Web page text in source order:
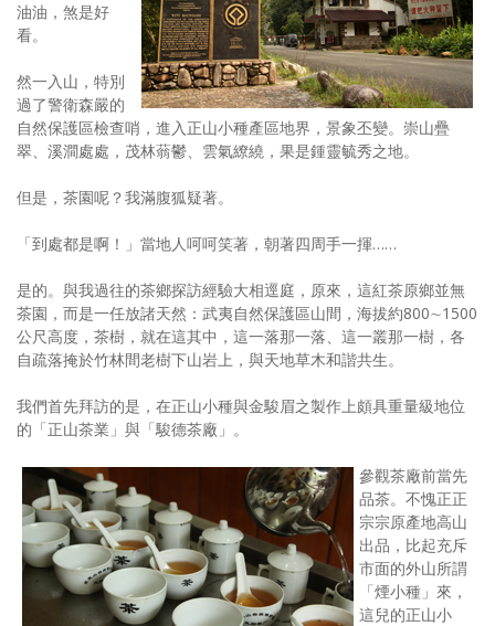
油油，煞是好
看。
然一入山，特別
過了警衛森嚴的
自然保護區檢查哨，進入正山小種產區地界，景象丕變。崇山疊
翠、溪澗處處，茂林蓊鬱、雲氣繚繞，果是鍾靈毓秀之地。
但是，茶園呢？我滿腹狐疑著。
「到處都是啊！」當地人呵呵笑著，朝著四周手一揮……
是的。與我過往的茶鄉探訪經驗大相逕庭，原來，這紅茶原鄉並無
茶園，而是一任放諸天然：武夷自然保護區山間，海拔約800∼1500
公尺高度，茶樹，就在這其中，這一落那一落、這一叢那一樹，各
自疏落掩於竹林間老樹下山岩上，與天地草木和諧共生。
我們首先拜訪的是，在正山小種與金駿眉之製作上頗具重量級地位
的「正山茶業」與「駿德茶廠」。
參觀茶廠前當先
品茶。不愧正正
宗宗原產地高山
出品，比起充斥
市面的外山所謂
「煙小種」來，
這兒的正山小